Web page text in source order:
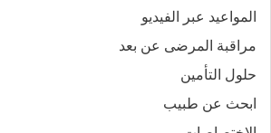
المواعيد عبر الفيديو
مراقبة المرضى عن بعد
حلول التأمين
ابحث عن طبيب